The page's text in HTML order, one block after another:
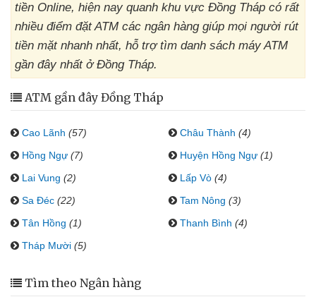
tiền Online, hiện nay quanh khu vực Đồng Tháp có rất
nhiều điểm đặt ATM các ngân hàng giúp mọi người rút
tiền mặt nhanh nhất, hỗ trợ tìm danh sách máy ATM
gần đây nhất ở Đồng Tháp.
ATM gần đây Đồng Tháp
Cao Lãnh (57) Châu Thành (4)
Hồng Ngự (7) Huyện Hồng Ngự (1)
Lai Vung (2) Lấp Vò (4)
Sa Đéc (22) Tam Nông (3)
Tân Hồng (1) Thanh Bình (4)
Tháp Mười (5)
Tìm theo Ngân hàng